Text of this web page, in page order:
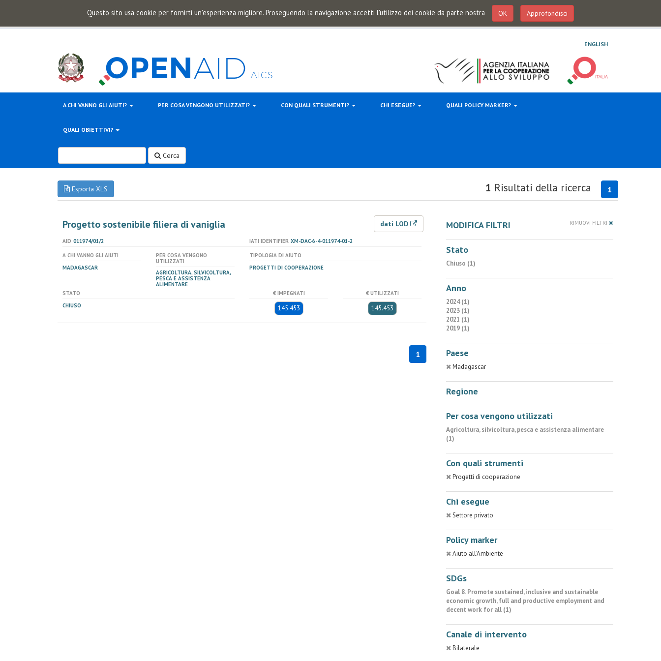
Questo sito usa cookie per fornirti un'esperienza migliore. Proseguendo la navigazione accetti l'utilizzo dei cookie da parte nostra OK Approfondisci
ENGLISH
A CHI VANNO GLI AIUTI? PER COSA VENGONO UTILIZZATI? CON QUALI STRUMENTI? CHI ESEGUE? QUALI POLICY MARKER?
QUALI OBIETTIVI?
Cerca
Esporta XLS 1
1 Risultati della ricerca
Progetto sostenibile filiera di vaniglia dati LOD
AID 011974/01/2 IATI IDENTIFIER XM-DAC-6-4-011974-01-2
A CHI VANNO GLI AIUTI
MADAGASCAR
PER COSA VENGONO
UTILIZZATI
AGRICOLTURA, SILVICOLTURA,
PESCA E ASSISTENZA
ALIMENTARE
TIPOLOGIA DI AIUTO
PROGETTI DI COOPERAZIONE
STATO
CHIUSO
€ IMPEGNATI
145.453
€ UTILIZZATI
145.453
1
MODIFICA FILTRI RIMUOVI FILTRI
Stato
Chiuso (1)
Anno
2024 (1)
2023 (1)
2021 (1)
2019 (1)
Paese
Madagascar
Regione
Per cosa vengono utilizzati
Agricoltura, silvicoltura, pesca e assistenza alimentare
(1)
Con quali strumenti
Progetti di cooperazione
Chi esegue
Settore privato
Policy marker
Aiuto all’Ambiente
SDGs
Goal 8. Promote sustained, inclusive and sustainable
economic growth, full and productive employment and
decent work for all (1)
Canale di intervento
Bilaterale